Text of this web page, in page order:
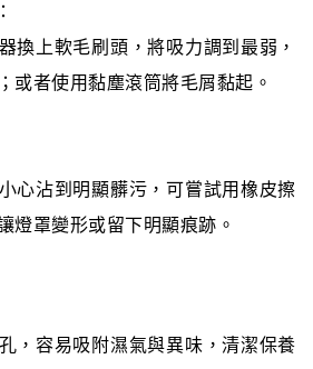
換上軟毛刷頭，將吸力調到最弱，
或者使用黏塵滾筒將毛屑黏起。
心沾到明顯髒污，可嘗試用橡皮擦
燈罩變形或留下明顯痕跡。
，容易吸附濕氣與異味，清潔保養